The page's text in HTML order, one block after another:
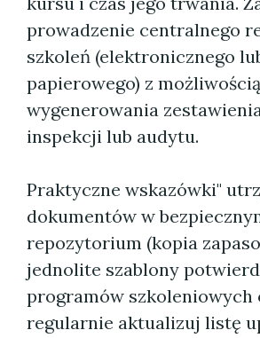
prowadzenie centralnego
szkoleń (elektronicznego
papierowego) z
wygenerowania
inspekcji lub audytu.
Praktyczne wskazówki"
dokumentów w
repozytorium (kopia
jednolite szablony
programów szkoleniowych
regularnie aktualizuj listę